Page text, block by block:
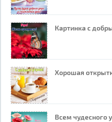
Картинка с
Хорошая
Всем чудесного